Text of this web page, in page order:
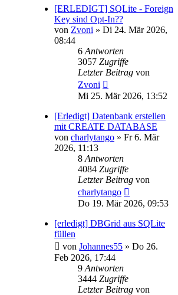
[ERLEDIGT] SQLite - Foreign
Key sind Opt-In??
von Zvoni » Di 24. Mär 2026,
08:44
6 Antworten
3057 Zugriffe
Letzter Beitrag von
Zvoni
Mi 25. Mär 2026, 13:52
[Erledigt] Datenbank erstellen
mit CREATE DATABASE
von charlytango » Fr 6. Mär
2026, 11:13
8 Antworten
4084 Zugriffe
Letzter Beitrag von
charlytango
Do 19. Mär 2026, 09:53
[erledigt] DBGrid aus SQLite
füllen
von Johannes55 » Do 26.
Feb 2026, 17:44
9 Antworten
3444 Zugriffe
Letzter Beitrag von